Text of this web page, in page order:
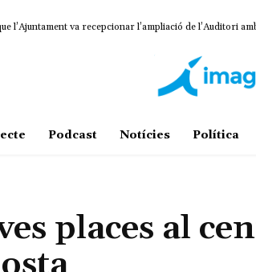
l’Ajuntament va recepcionar l’ampliació de l’Auditori
Podcast Notícies Política
places al